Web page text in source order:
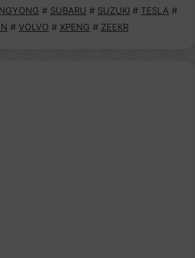
# SUBARU # SUZUKI # TESLA #
# VOLVO # XPENG # ZEEKR